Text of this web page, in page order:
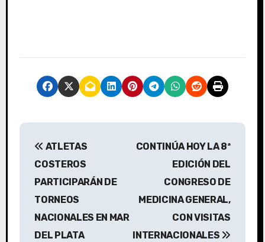
N
ATLETAS
COSTEROS
PARTICIPARÁN DE
TORNEOS
NACIONALES EN MAR
DEL PLATA
CONTINÚA HOY LA 8ª
EDICIÓN DEL
CONGRESO DE
MEDICINA GENERAL,
CON VISITAS
INTERNACIONALES